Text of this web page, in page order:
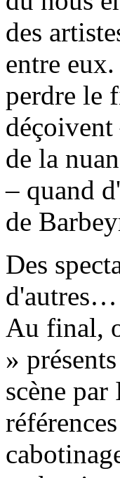
des
entre
perdre le
de la
– quand
de
Des
d'autres…
Au final,
»
scène